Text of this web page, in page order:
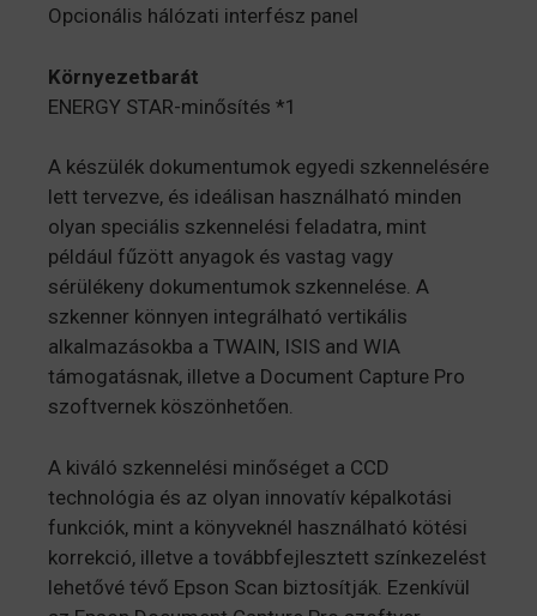
Opcionális hálózati interfész panel
Környezetbarát
ENERGY STAR-minősítés *1
A készülék dokumentumok egyedi szkennelésére
lett tervezve, és ideálisan használható minden
olyan speciális szkennelési feladatra, mint
például fűzött anyagok és vastag vagy
sérülékeny dokumentumok szkennelése. A
szkenner könnyen integrálható vertikális
alkalmazásokba a TWAIN, ISIS and WIA
támogatásnak, illetve a Document Capture Pro
szoftvernek köszönhetően.
A kiváló szkennelési minőséget a CCD
technológia és az olyan innovatív képalkotási
funkciók, mint a könyveknél használható kötési
korrekció, illetve a továbbfejlesztett színkezelést
lehetővé tévő Epson Scan biztosítják. Ezenkívül